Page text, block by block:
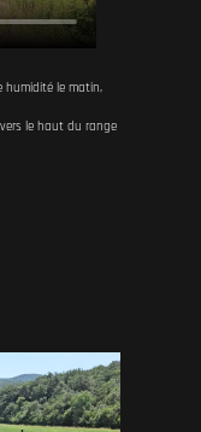
humidité le matin,
le haut du range